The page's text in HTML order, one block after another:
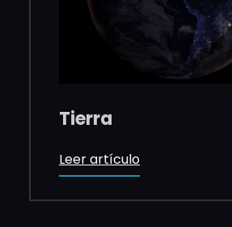
Tierra
Leer artículo